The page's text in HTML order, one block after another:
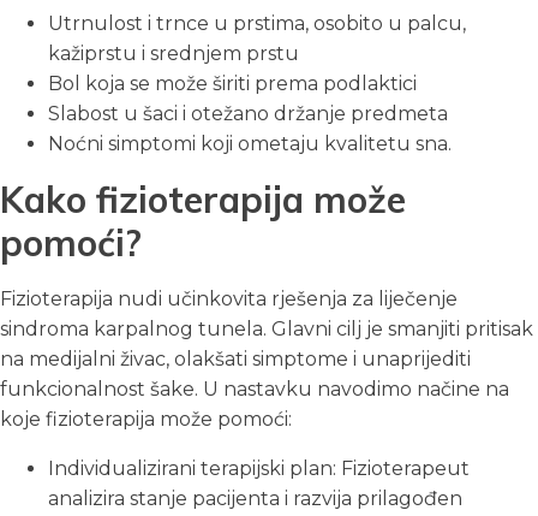
Utrnulost i trnce u prstima, osobito u palcu,
kažiprstu i srednjem prstu
Bol koja se može širiti prema podlaktici
Slabost u šaci i otežano držanje predmeta
Noćni simptomi koji ometaju kvalitetu sna.
Kako fizioterapija može
pomoći?
Fizioterapija nudi učinkovita rješenja za liječenje
sindroma karpalnog tunela. Glavni cilj je smanjiti pritisak
na medijalni živac, olakšati simptome i unaprijediti
funkcionalnost šake. U nastavku navodimo načine na
koje fizioterapija može pomoći:
Individualizirani terapijski plan: Fizioterapeut
analizira stanje pacijenta i razvija prilagođen